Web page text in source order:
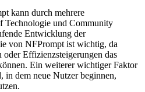
kann durch mehrere
Technologie und Community
Entwicklung der
von NFPrompt ist wichtig, da
Effizienzsteigerungen das
Ein weiterer wichtiger Faktor
in dem neue Nutzer beginnen,